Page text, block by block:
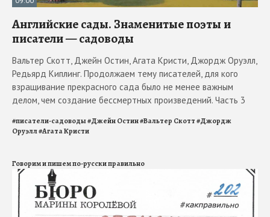
Английские сады. Знаменитые поэты и
писатели — садоводы
Вальтер Скотт, Джейн Остин, Агата Кристи, Джордж Оруэлл,
Редьярд Киплинг. Продолжаем тему писателей, для кого
взращивание прекрасного сада было не менее важным
делом, чем создание бессмертных произведений. Часть 3
#писатели-садоводы#Джейн Остин#Вальтер Скотт#Джордж
Оруэлл#Агата Кристи
Говорим и пишем по-русски правильно